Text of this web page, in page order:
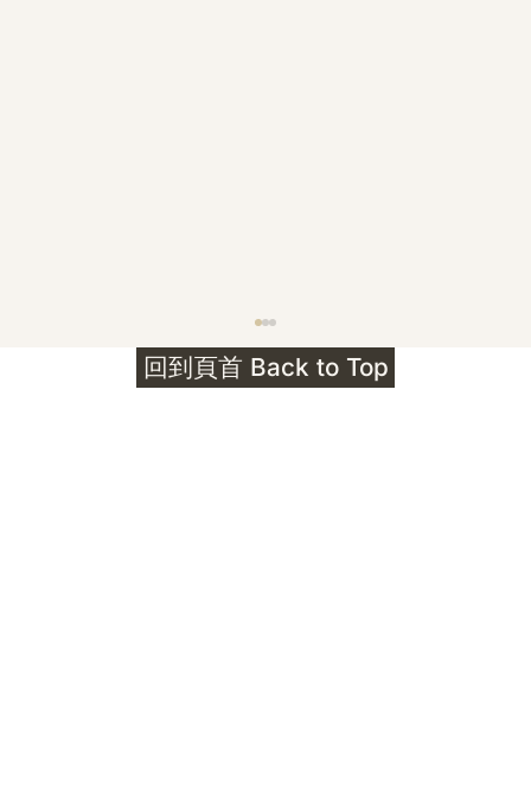
回到頁首 Back to Top